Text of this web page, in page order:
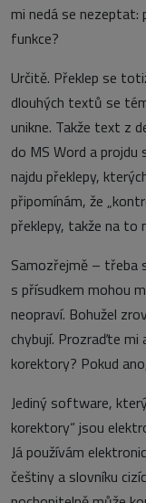
mi nedá se
funkce?
Určitě. Překlep se
dlouhých textů se
unikne. Takže text z
do MS Word a
najdu překlepy,
připomínám, že
překlepy, takže na to
Samozřejmě – třeba
s přísudkem mohou
neopraví. Bohužel
chybují. Prozraďte mi
korektory? Pokud
Jediný software,
korektory“ jsou
Já používám
češtiny a slovníku